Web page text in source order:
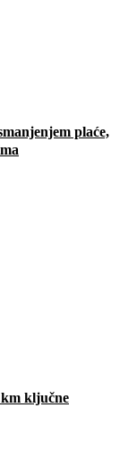
plaće,
ključne